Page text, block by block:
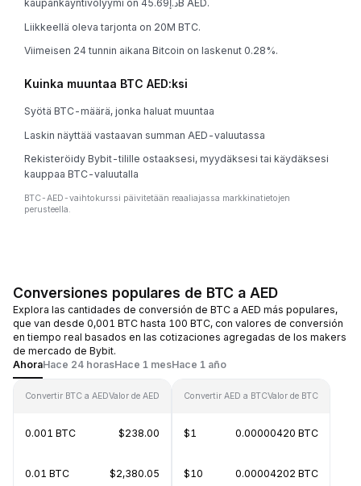
kaupankäyntivolyymi on د.إ45.69B AED.
Liikkeellä oleva tarjonta on 20M BTC.
Viimeisen 24 tunnin aikana Bitcoin on laskenut 0.28%.
Kuinka muuntaa BTC AED:ksi
Syötä BTC-määrä, jonka haluat muuntaa
Laskin näyttää vastaavan summan AED-valuutassa
Rekisteröidy Bybit-tilille ostaaksesi, myydäksesi tai käydäksesi
kauppaa BTC-valuutalla
BTC-AED-vaihtokurssi päivitetään reaaliajassa markkinatietojen
perusteella.
Conversiones populares de BTC a AED
Explora las cantidades de conversión de BTC a AED más populares,
que van desde 0,001 BTC hasta 100 BTC, con valores de conversión
en tiempo real basados en las cotizaciones agregadas de los makers
de mercado de Bybit.
AhoraHace 24 horasHace 1 mesHace 1 año
Convertir BTC a AEDValor de AED
0.001 BTC $238.00
0.01 BTC $2,380.05
Convertir AED a BTCValor de BTC
$1 0.00000420 BTC
$10 0.00004202 BTC